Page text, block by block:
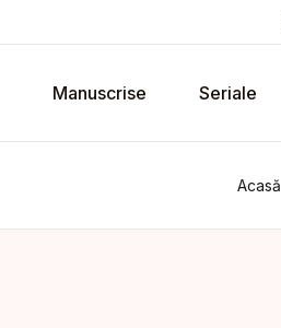
Manuscrise Seriale
Acasă